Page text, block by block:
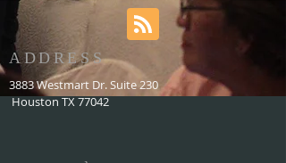
ADDRESS
3883 Westmart Dr. Suite 230
Houston TX 77042